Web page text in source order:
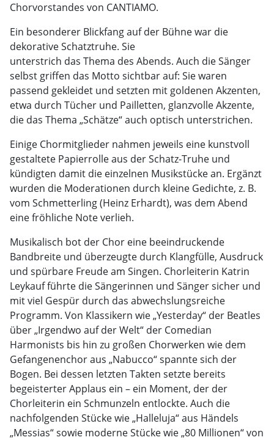
Chorvorstandes von CANTIAMO.
Ein besonderer Blickfang auf der Bühne war die
dekorative Schatztruhe. Sie
unterstrich das Thema des Abends. Auch die Sänger
selbst griffen das Motto sichtbar auf: Sie waren
passend gekleidet und setzten mit goldenen Akzenten,
etwa durch Tücher und Pailletten, glanzvolle Akzente,
die das Thema „Schätze“ auch optisch unterstrichen.
Einige Chormitglieder nahmen jeweils eine kunstvoll
gestaltete Papierrolle aus der Schatz-Truhe und
kündigten damit die einzelnen Musikstücke an. Ergänzt
wurden die Moderationen durch kleine Gedichte, z. B.
vom Schmetterling (Heinz Erhardt), was dem Abend
eine fröhliche Note verlieh.
Musikalisch bot der Chor eine beeindruckende
Bandbreite und überzeugte durch Klangfülle, Ausdruck
und spürbare Freude am Singen. Chorleiterin Katrin
Leykauf führte die Sängerinnen und Sänger sicher und
mit viel Gespür durch das abwechslungsreiche
Programm. Von Klassikern wie „Yesterday“ der Beatles
über „Irgendwo auf der Welt“ der Comedian
Harmonists bis hin zu großen Chorwerken wie dem
Gefangenenchor aus „Nabucco“ spannte sich der
Bogen. Bei dessen letzten Takten setzte bereits
begeisterter Applaus ein – ein Moment, der der
Chorleiterin ein Schmunzeln entlockte. Auch die
nachfolgenden Stücke wie „Halleluja“ aus Händels
„Messias“ sowie moderne Stücke wie „80 Millionen“ von